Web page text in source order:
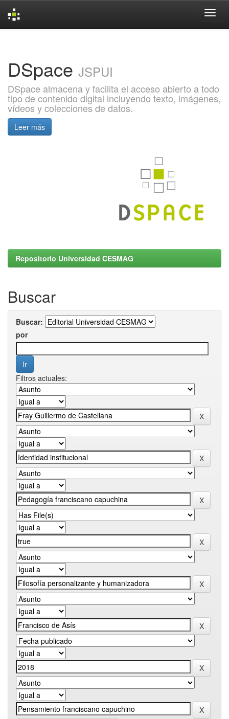
DSpace JSPUI
DSpace almacena y facilita el acceso abierto a todo
tipo de contenido digital incluyendo texto, imágenes,
vídeos y colecciones de datos.
Leer más
Repositorio Universidad CESMAG
Buscar
Buscar:
por
Filtros actuales: